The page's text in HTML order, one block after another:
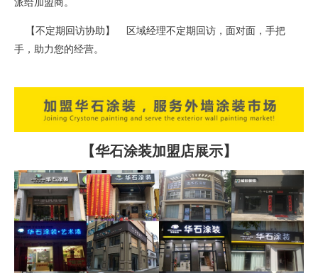
派给加盟商。
【不定期回访协助】 区域经理不定期回访，面对面，手把
手，助力您的经营。
【华石涂装加盟店展示】